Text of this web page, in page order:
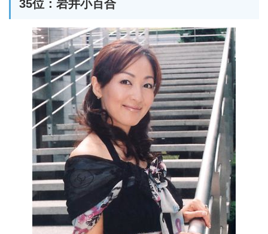
35位：岩井小百合